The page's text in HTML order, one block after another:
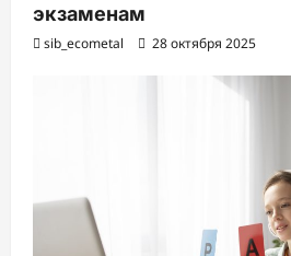
экзаменам
sib_ecometal 28 октября 2025